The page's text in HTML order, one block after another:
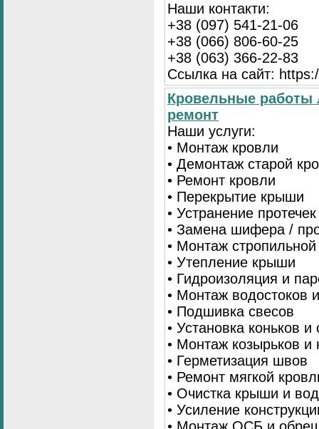
Наши контакти:
+38 (097) 541-21-06
+38 (066) 806-60-25
+38 (063) 366-22-83
Ссылка на сайт:
Кровельные
ремонт
Наши услуги:
• Монтаж кровли
• Демонтаж старой
• Ремонт кровли
• Перекрытие крыши
• Устранение протечек
• Замена шифера /
• Монтаж
• Утепление крыши
• Гидроизоляция и
• Монтаж водостоков
• Подшивка свесов
• Установка коньков и
• Монтаж козырьков и
• Герметизация швов
• Ремонт мягкой
• Очистка крыши и
• Усиление